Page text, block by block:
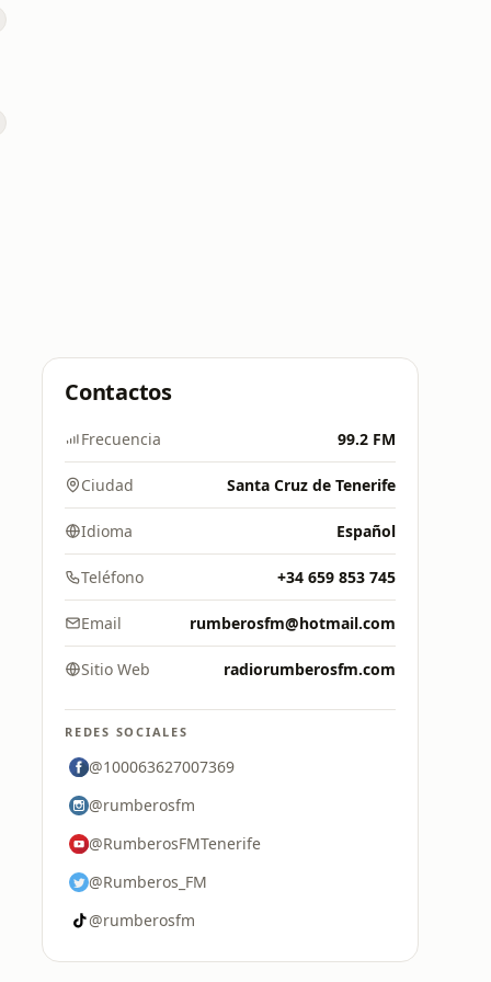
Contactos
Frecuencia 99.2 FM
Ciudad Santa Cruz de Tenerife
Idioma Español
Teléfono +34 659 853 745
Email rumberosfm@hotmail.com
Sitio Web radiorumberosfm.com
REDES SOCIALES
@100063627007369
@rumberosfm
@RumberosFMTenerife
@Rumberos_FM
@rumberosfm